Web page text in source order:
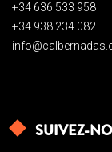
+34 636 533 958
+34 938 234 082
SUIVEZ-